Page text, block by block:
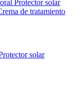
Protector solar
de tratamiento
solar